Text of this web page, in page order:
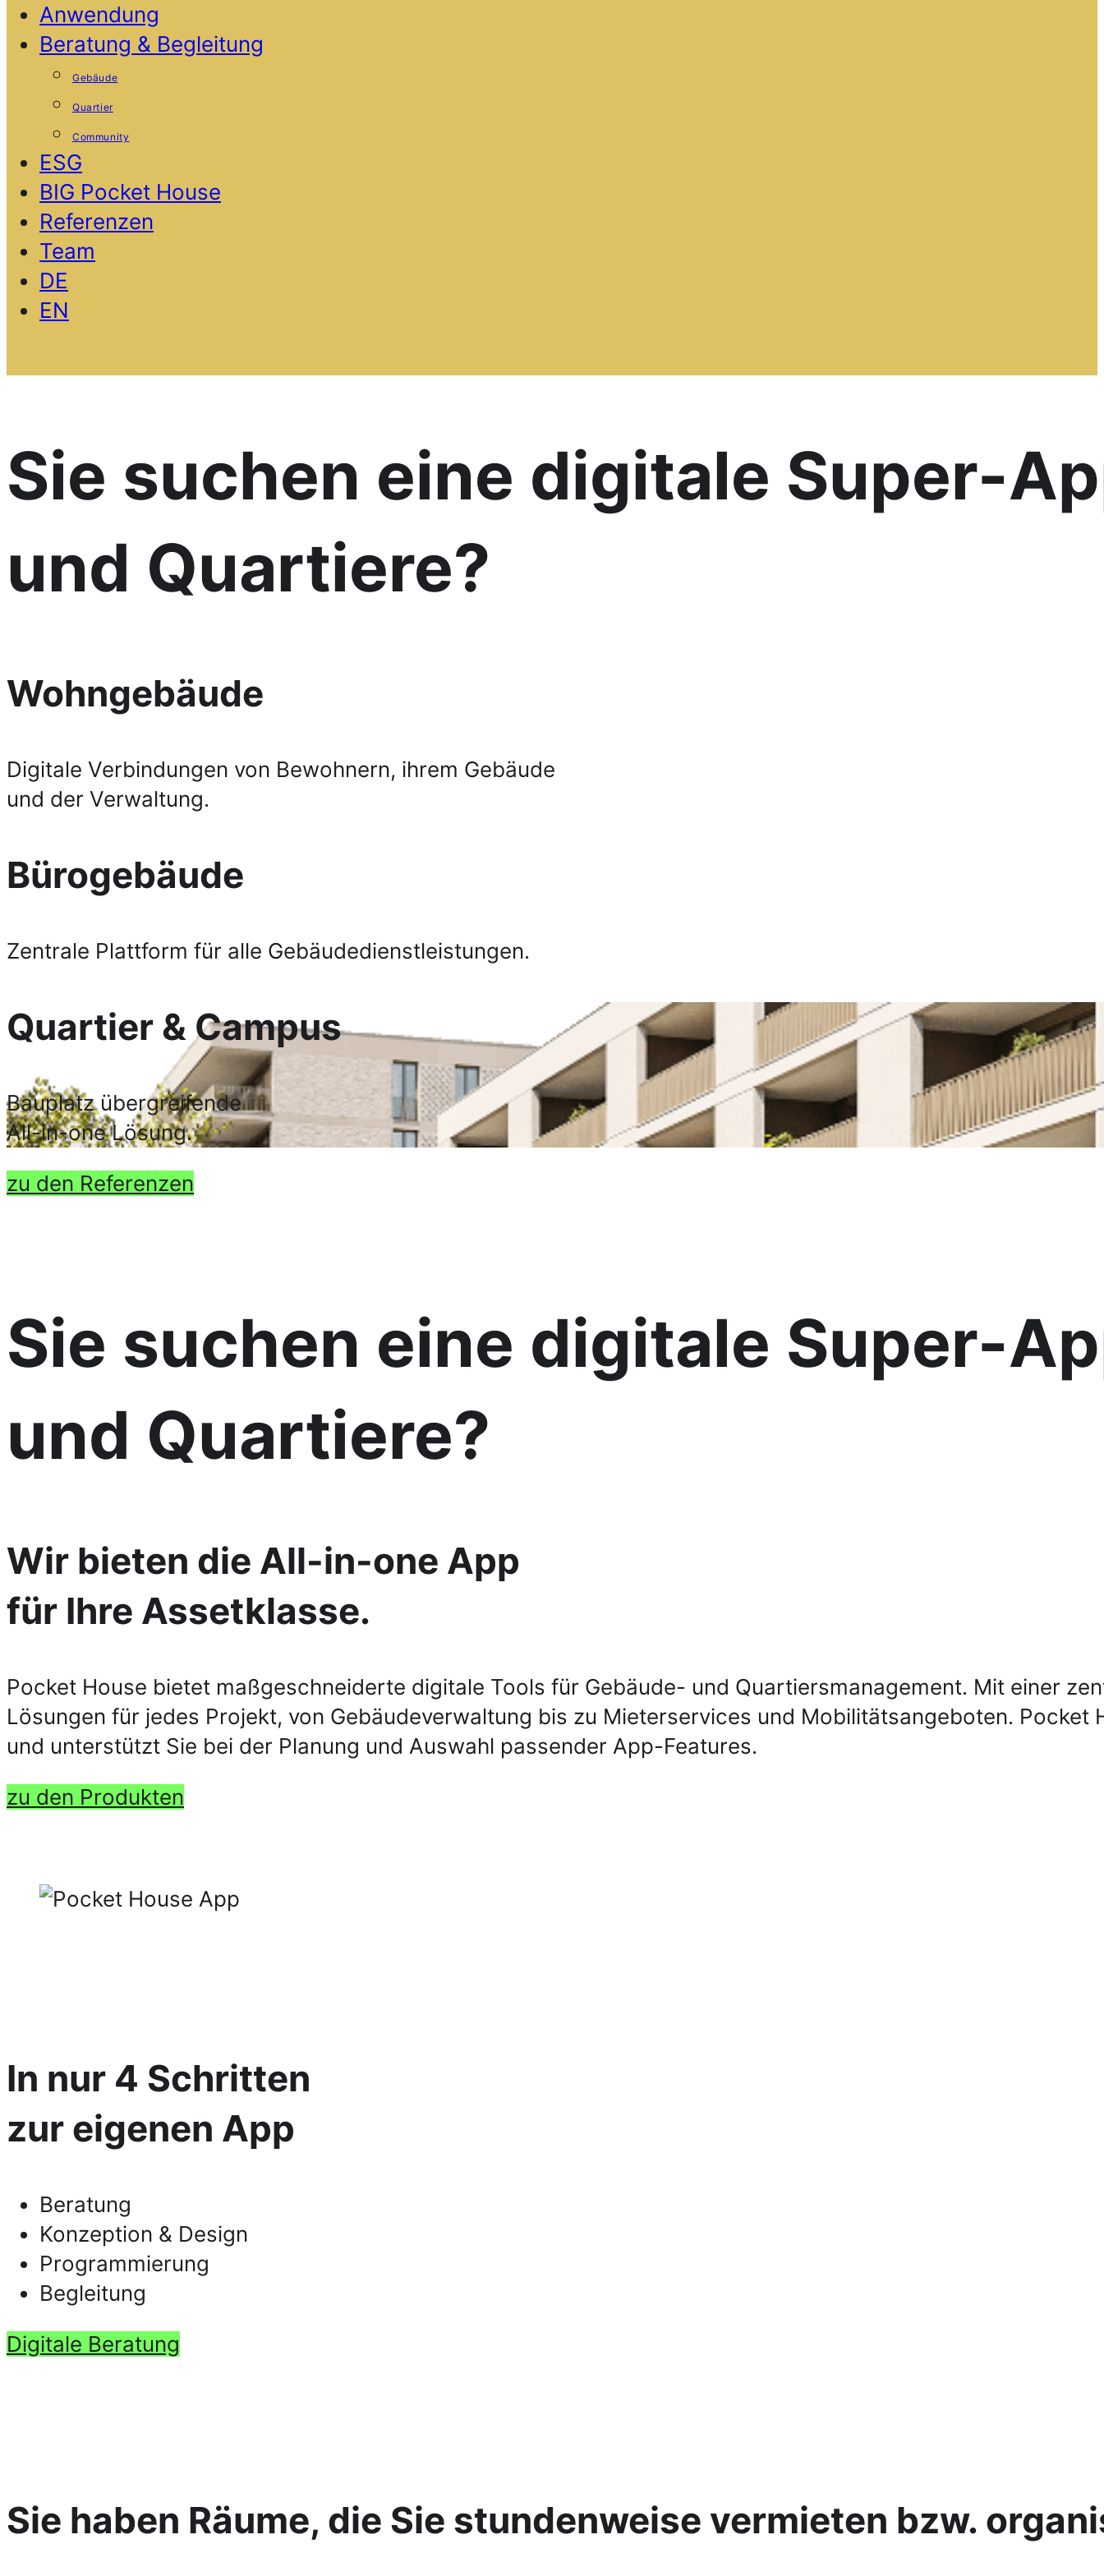
Anwendung
Beratung & Begleitung
Gebäude
Quartier
Community
ESG
BIG Pocket House
Referenzen
Team
DE
EN
Sie suchen eine digitale Super-
und Quartiere?
Wohn­gebäude
Digitale Verbindungen von Bewohnern, ihrem Gebäude
und der Verwaltung.
Büro­gebäude
Zentrale Plattform für alle Gebäude­dienstleistungen.
Quartier & Campus
Bauplatz übergreifende
All-in-one Lösung.
zu den Referenzen
Sie suchen eine digitale Super-
und Quartiere?
Wir bieten die All-in-one App
für Ihre Assetklasse.
Pocket House bietet maßgeschneiderte digitale Tools für Gebäude- und Quartiersmanagement. Mit einer
Lösungen für jedes Projekt, von Gebäudeverwaltung bis zu Mieterservices und Mobilitätsangeboten.
und unterstützt Sie bei der Planung und Auswahl passender App-Features.
zu den Produkten
In nur 4 Schritten
zur eigenen App
Beratung
Konzeption & Design
Programmierung
Begleitung
Digitale Beratung
Sie haben Räume, die Sie stundenweise vermieten bzw.